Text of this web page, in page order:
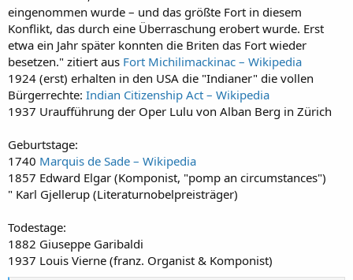
eingenommen wurde – und das größte Fort in diesem
Konflikt, das durch eine Überraschung erobert wurde. Erst
etwa ein Jahr später konnten die Briten das Fort wieder
besetzen." zitiert aus Fort Michilimackinac – Wikipedia
1924 (erst) erhalten in den USA die "Indianer" die vollen
Bürgerrechte: Indian Citizenship Act – Wikipedia
1937 Uraufführung der Oper Lulu von Alban Berg in Zürich
Geburtstage:
1740 Marquis de Sade – Wikipedia
1857 Edward Elgar (Komponist, "pomp an circumstances")
" Karl Gjellerup (Literaturnobelpreisträger)
Todestage:
1882 Giuseppe Garibaldi
1937 Louis Vierne (franz. Organist & Komponist)